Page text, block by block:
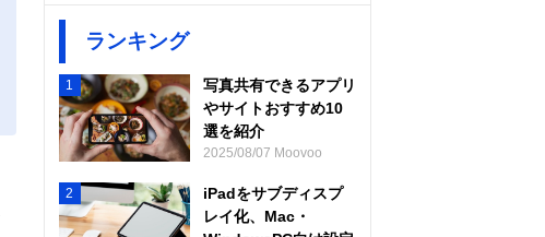
ランキング
1
写真共有できるアプリ
やサイトおすすめ10
選を紹介
2025/08/07 Moovoo
2
iPadをサブディスプ
レイ化、Mac・